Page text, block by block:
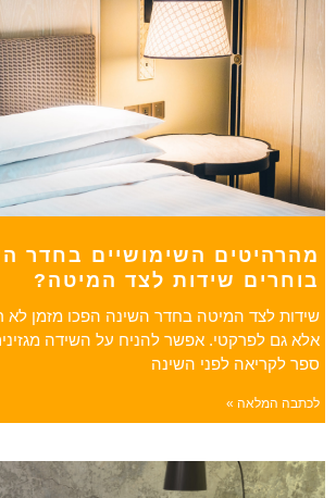
מהרהיטים השימושיים בחדר
בוחרים שידות לצד המיטה?
שידות לצד המיטה בחדר השינה הפכו מזמן לא
אלא גם לפרקטי. אפשר להניח על השידה
ספר לקריאה לפני השינה
לכתבה המלאה »